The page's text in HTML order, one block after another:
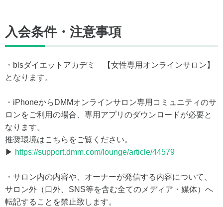
入会条件・注意事項
・blsダイエットアカデミ 【女性専用オンラインサロン】
となります。
・iPhoneからDMMオンラインサロン専用コミュニティのサ
ロンをご利用の場合、専用アプリのダウンロードが必要と
なります。
推奨環境はこちらをご覧ください。
▶ https://support.dmm.com/lounge/article/44579
・サロン内の内容や、オーナーが発信する内容について、
サロン外（口外、SNS等を含む全てのメディア・媒体）へ
転記することを禁止致します。